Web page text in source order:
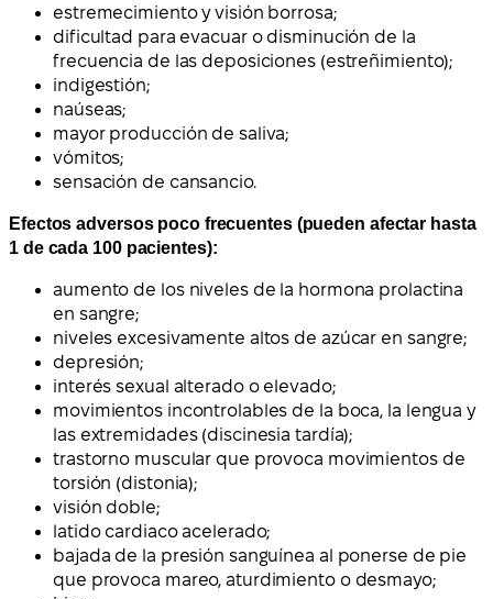
estremecimiento y visión borrosa;
dificultad para evacuar o disminución de la
frecuencia de las deposiciones (estreñimiento);
indigestión;
naúseas;
mayor producción de saliva;
vómitos;
sensación de cansancio.
Efectos adversos poco frecuentes (pueden afectar hasta
1 de cada 100 pacientes):
aumento de los niveles de la hormona prolactina
en sangre;
niveles excesivamente altos de azúcar en sangre;
depresión;
interés sexual alterado o elevado;
movimientos incontrolables de la boca, la lengua y
las extremidades (discinesia tardía);
trastorno muscular que provoca movimientos de
torsión (distonia);
visión doble;
latido cardiaco acelerado;
bajada de la presión sanguínea al ponerse de pie
que provoca mareo, aturdimiento o desmayo;